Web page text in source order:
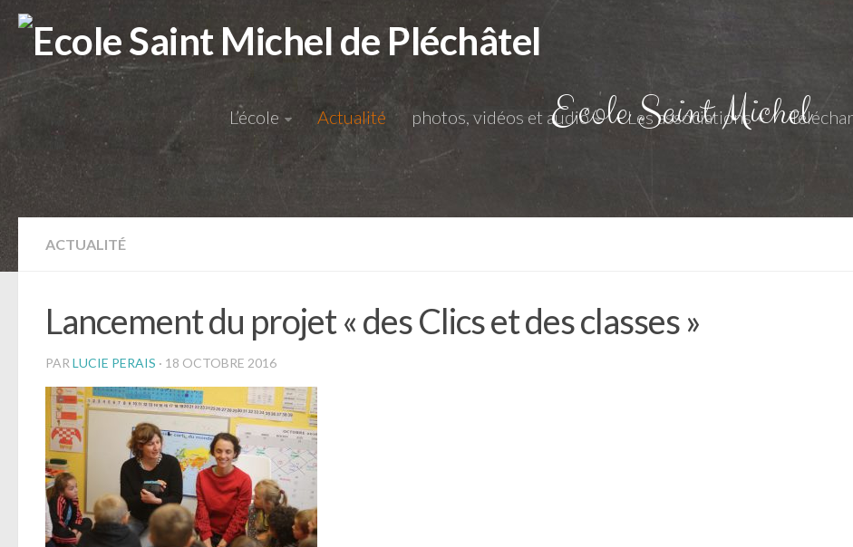
Ecole Saint Michel
L’école Actualité photos, vidéos et audio Les associations
ACTUALITÉ
Lancement du projet « des Clics et des classes »
PAR LUCIE PERAIS · 18 OCTOBRE 2016